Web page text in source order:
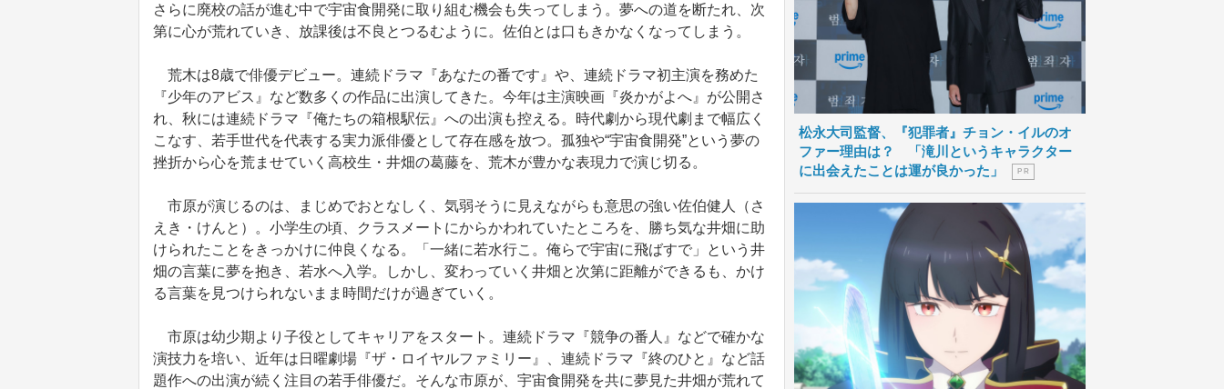
さらに廃校の話が進む中で宇宙食開発に取り組む機会も失ってしまう。夢への道を断たれ、次
第に心が荒れていき、放課後は不良とつるむように。佐伯とは口もきかなくなってしまう。
荒木は8歳で俳優デビュー。連続ドラマ『あなたの番です』や、連続ドラマ初主演を務めた
『少年のアビス』など数多くの作品に出演してきた。今年は主演映画『炎かがよへ』が公開さ
れ、秋には連続ドラマ『俺たちの箱根駅伝』への出演も控える。時代劇から現代劇まで幅広く
こなす、若手世代を代表する実力派俳優として存在感を放つ。孤独や“宇宙食開発”という夢の
挫折から心を荒ませていく高校生・井畑の葛藤を、荒木が豊かな表現力で演じ切る。
市原が演じるのは、まじめでおとなしく、気弱そうに見えながらも意思の強い佐伯健人（さ
えき・けんと）。小学生の頃、クラスメートにからかわれていたところを、勝ち気な井畑に助
けられたことをきっかけに仲良くなる。「一緒に若水行こ。俺らで宇宙に飛ばすで」という井
畑の言葉に夢を抱き、若水へ入学。しかし、変わっていく井畑と次第に距離ができるも、かけ
る言葉を見つけられないまま時間だけが過ぎていく。
市原は幼少期より子役としてキャリアをスタート。連続ドラマ『競争の番人』などで確かな
演技力を培い、近年は日曜劇場『ザ・ロイヤルファミリー』、連続ドラマ『終のひと』など話
題作への出演が続く注目の若手俳優だ。そんな市原が、宇宙食開発を共に夢見た井畑が荒れて
松永大司監督、『犯罪者』チョン・イルのオ
ファー理由は？ 「滝川というキャラクター
に出会えたことは運が良かった」
P R